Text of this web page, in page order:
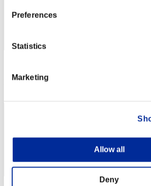
Preferences
Statistics
Marketing
Allow all
Deny
RANK